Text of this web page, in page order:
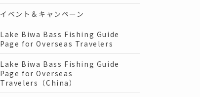
イベント＆キャンペーン
Lake Biwa Bass Fishing Guide
Page for Overseas Travelers
Lake Biwa Bass Fishing Guide
Page for Overseas
Travelers（China）